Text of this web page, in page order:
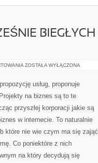
BIEGŁYCH
WIELE
WSPÓŁCZEŚNIE
BIEGŁYCH
PRAWNICZYCH
ZOSTAŁA WYŁĄCZONA
usług, proponuje
na biznes są to te
przyszłej korporacji jakie są
w internecie. To naturalnie
które nie wie czym ma się zająć
Co poniektóre z nich
na który decydują się